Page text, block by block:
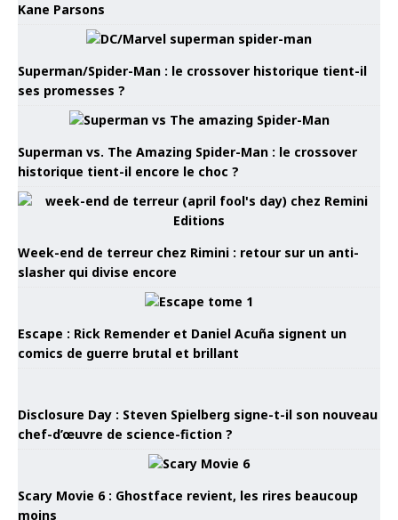
Kane Parsons
Superman/Spider-Man : le crossover historique tient-il
ses promesses ?
Superman vs. The Amazing Spider-Man : le crossover
historique tient-il encore le choc ?
Week-end de terreur chez Rimini : retour sur un anti-
slasher qui divise encore
Escape : Rick Remender et Daniel Acuña signent un
comics de guerre brutal et brillant
Disclosure Day : Steven Spielberg signe-t-il son nouveau
chef-d’œuvre de science-fiction ?
Scary Movie 6 : Ghostface revient, les rires beaucoup
moins